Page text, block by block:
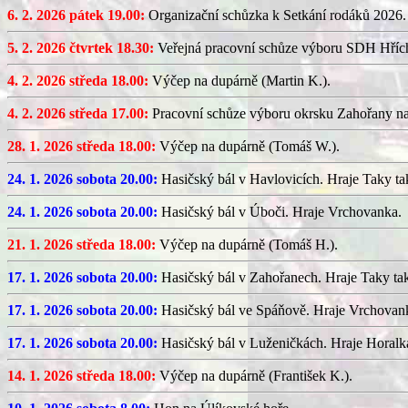
6. 2. 2026 pátek 19.00:Organizační schůzka k Setkání rodáků
5. 2. 2026 čtvrtek 18.30: Veřejná pracovní schůze výboru SDH
4. 2. 2026 středa 18.00: Výčep na dupárně (Martin K.).
4. 2. 2026 středa 17.00: Pracovní schůze výboru okrsku Zahořany
28. 1. 2026 středa 18.00: Výčep na dupárně (Tomáš W.).
24. 1. 2026 sobota 20.00: Hasičský bál v Havlovicích. Hraje Taky
24. 1. 2026 sobota 20.00: Hasičský bál v Úboči. Hraje Vrchovanka.
21. 1. 2026 středa 18.00: Výčep na dupárně (Tomáš H.).
17. 1. 2026 sobota 20.00: Hasičský bál v Zahořanech. Hraje Taky
17. 1. 2026 sobota 20.00: Hasičský bál ve Spáňově. Hraje
17. 1. 2026 sobota 20.00: Hasičský bál v Luženičkách. Hraje
14. 1. 2026 středa 18.00: Výčep na dupárně (František K.).